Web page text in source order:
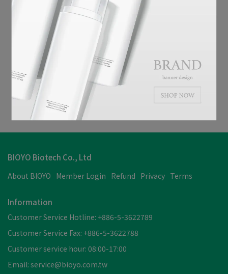
BIOYO Biotech Co., Ltd
About BIOYO Member Login Refund Privacy Terms
Information
Customer Service Hotline: +886-5-3622789
Customer Service Fax: +886-5-3622788
Customer service hour: 08:00-17:00
Email: service@bioyo.com.tw